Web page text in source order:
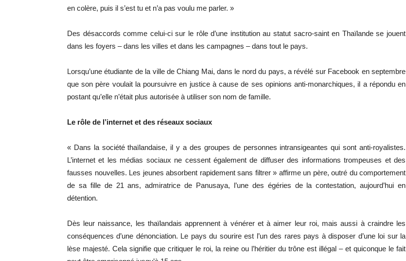
en colère, puis il s’est tu et n’a pas voulu me parler. »
Des désaccords comme celui-ci sur le rôle d’une institution au statut sacro-saint en Thaïlande se jouent
dans les foyers – dans les villes et dans les campagnes – dans tout le pays.
Lorsqu’une étudiante de la ville de Chiang Mai, dans le nord du pays, a révélé sur Facebook en septembre
que son père voulait la poursuivre en justice à cause de ses opinions anti-monarchiques, il a répondu en
postant qu’elle n’était plus autorisée à utiliser son nom de famille.
Le rôle de l’internet et des réseaux sociaux
« Dans la société thaïlandaise, il y a des groupes de personnes intransigeantes qui sont anti-royalistes.
L’internet et les médias sociaux ne cessent également de diffuser des informations trompeuses et des
fausses nouvelles. Les jeunes absorbent rapidement sans filtrer » affirme un père, outré du comportement
de sa fille de 21 ans, admiratrice de Panusaya, l’une des égéries de la contestation, aujourd’hui en
détention.
Dès leur naissance, les thaïlandais apprennent à vénérer et à aimer leur roi, mais aussi à craindre les
conséquences d’une dénonciation. Le pays du sourire est l’un des rares pays à disposer d’une loi sur la
lèse majesté. Cela signifie que critiquer le roi, la reine ou l’héritier du trône est illégal – et quiconque le fait